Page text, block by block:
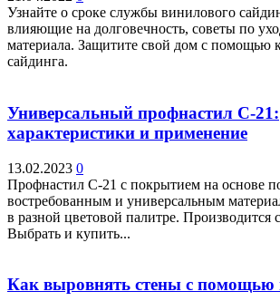
Узнайте о сроке службы винилового
влияющие на долговечность, советы по
материала. Защитите свой дом с помощью
сайдинга.
Универсальный профнастил С-21:
характеристики и применение
13.02.2023 0
Профнастил С-21 с покрытием на основе
востребованным и универсальным
в разной цветовой палитре. Производится
Выбрать и купить...
Как выровнять стены с помощью